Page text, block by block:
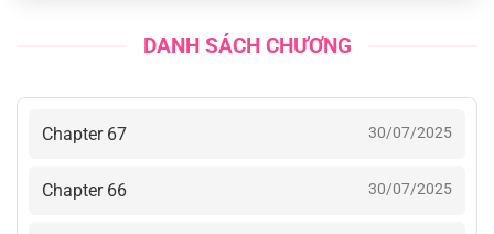
DANH SÁCH CHƯƠNG
Chapter 67 30/07/2025
Chapter 66 30/07/2025